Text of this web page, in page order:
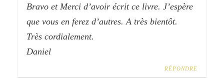
Bravo et Merci d’avoir écrit ce livre. J’espère
que vous en ferez d’autres. A très bientôt.
Très cordialement.
Daniel
RÉPONDRE